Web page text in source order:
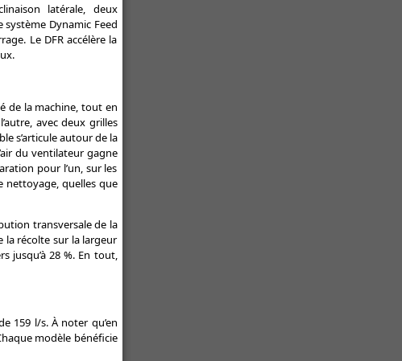
latérale, deux
Dynamic Feed
Le DFR accélère la
de la machine, tout en
avec deux grilles
s’articule autour de la
du ventilateur gagne
pour l’un, sur les
nettoyage, quelles que
transversale de la
la récolte sur la largeur
jusqu’à 28 %. En tout,
159 l/s. À noter qu’en
modèle bénéficie